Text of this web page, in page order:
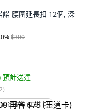
腰圍延長扣 12個, 深
%$300
預計送達
2)
省 $75 (王道卡)